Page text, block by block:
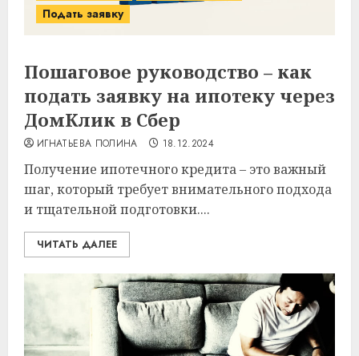
Подать заявку
Пошаговое руководство – как
подать заявку на ипотеку через
ДомКлик в Сбер
ИГНАТЬЕВА ПОЛИНА 18.12.2024
Получение ипотечного кредита – это важный
шаг, который требует внимательного подхода
и тщательной подготовки....
ЧИТАТЬ ДАЛЕЕ